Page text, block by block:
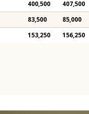
400,500 407,500
83,500 85,000
153,250 156,250